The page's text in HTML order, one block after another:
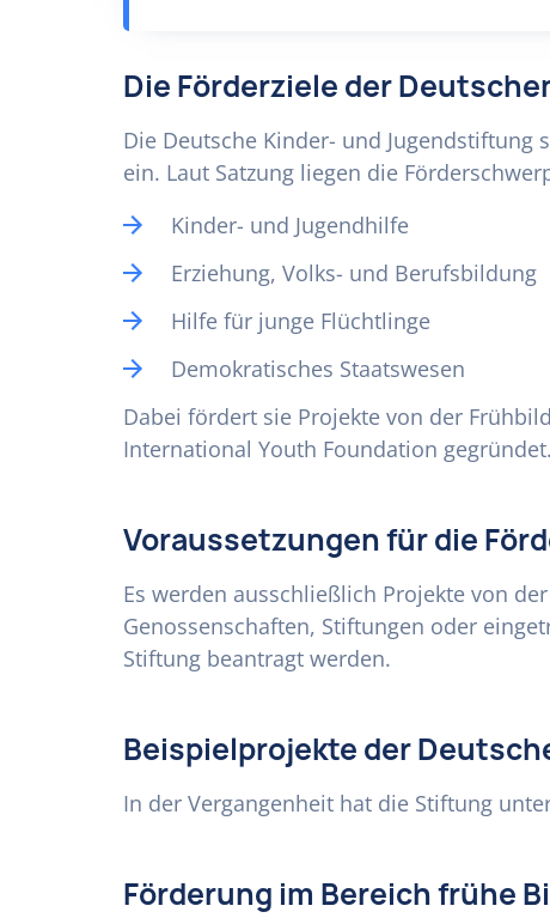
Die Förderziele der
Die Deutsche Kinder- und
ein. Laut Satzung liegen die
Kinder- und Jugendhilfe
Erziehung, Volks- und Berufsbildung
Hilfe für junge Flüchtlinge
Demokratisches Staatswesen
Dabei fördert sie Projekte von der
International Youth Foundation
Voraussetzungen für die
Es werden ausschließlich Projekte von
Genossenschaften, Stiftungen oder
Stiftung beantragt werden.
Beispielprojekte der
In der Vergangenheit hat die Stiftung
Förderung im Bereich frühe